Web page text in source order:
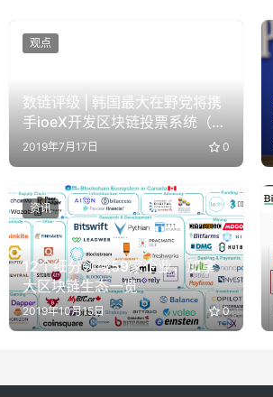
数链评级 | 韩国最大在野党将携
手ioeX开发区块链投票系统（深
度评测）
2019年7月17日 0
观点
12个细分领域59家企业，加拿
大区块链生态一览
2019年10月15日 0
资讯